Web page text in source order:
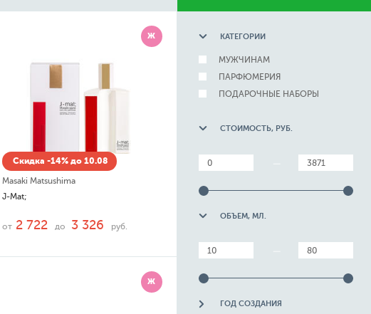
Ж
Скидка -14% до 10.08
Masaki Matsushima
J-Mat;
от 2 722 до 3 326 руб.
Ж
КАТЕГОРИИ
МУЖЧИНАМ
ПАРФЮМЕРИЯ
ПОДАРОЧНЫЕ НАБОРЫ
СТОИМОСТЬ, РУБ.
ОБЪЕМ, МЛ.
ГОД СОЗДАНИЯ